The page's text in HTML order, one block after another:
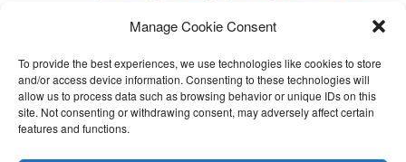
Manage Cookie Consent
To provide the best experiences, we use technologies like cookies to store
and/or access device information. Consenting to these technologies will
allow us to process data such as browsing behavior or unique IDs on this
site. Not consenting or withdrawing consent, may adversely affect certain
features and functions.
Aruna Manathungeonඅභිධර්මයේ මූලික කරුණු අංක: 46 (හෘදය,
Gunaratneonඅභිධර්මයේ මූලික කරුණු අංක: 46 (හෘදය, ජීවිත,
ආහාර රූප) 02-05-2026